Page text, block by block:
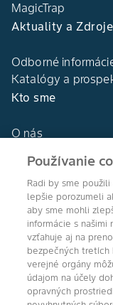
MagicTrap
Aktuality a Zdroje
Odborné
Katalógy a
Kto sme
O nás
DEKALB®
Naše hodnoty
Agro
Používanie
Radi by sme
lepšie porozumeli
aby sme mohli
informácie s našimi
vzťahuje aj na
bezpečných tretích
verejné orgány
údajom na účely
opravných